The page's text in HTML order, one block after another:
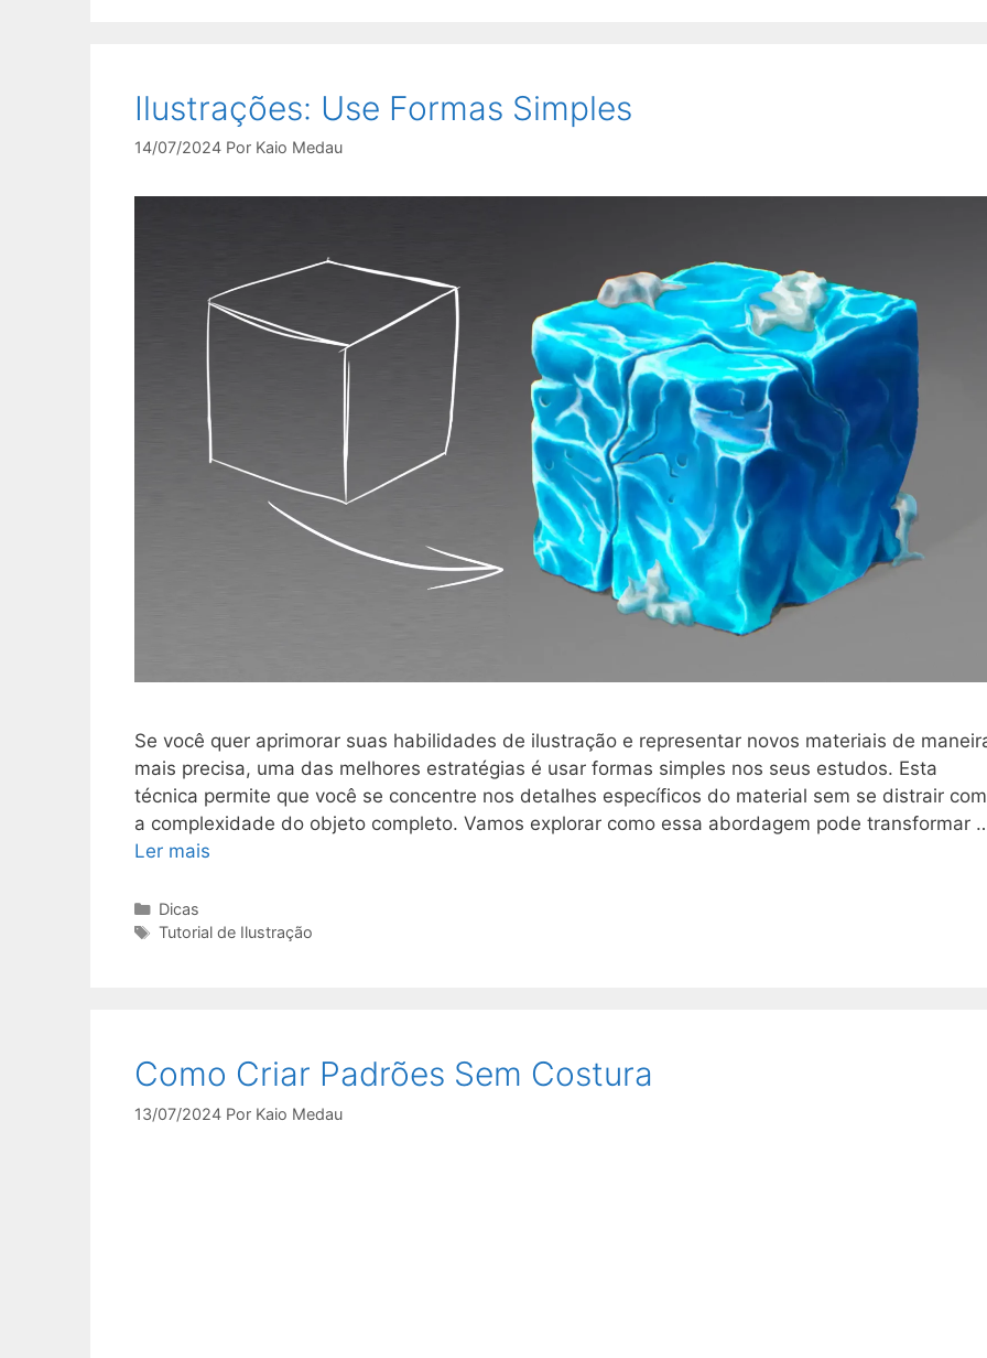
Ilustrações: Use Formas Simples
14/07/2024 Por Kaio Medau
Se você quer aprimorar suas habilidades de ilustração e representar novos materiais de
mais precisa, uma das melhores estratégias é usar formas simples nos seus estudos. Esta
técnica permite que você se concentre nos detalhes específicos do material sem se distrair com
a complexidade do objeto completo. Vamos explorar como essa abordagem pode transformar
Ler mais
Categorias
Dicas
Tags
Tutorial de Ilustração
Como Criar Padrões Sem Costura
13/07/2024 Por Kaio Medau